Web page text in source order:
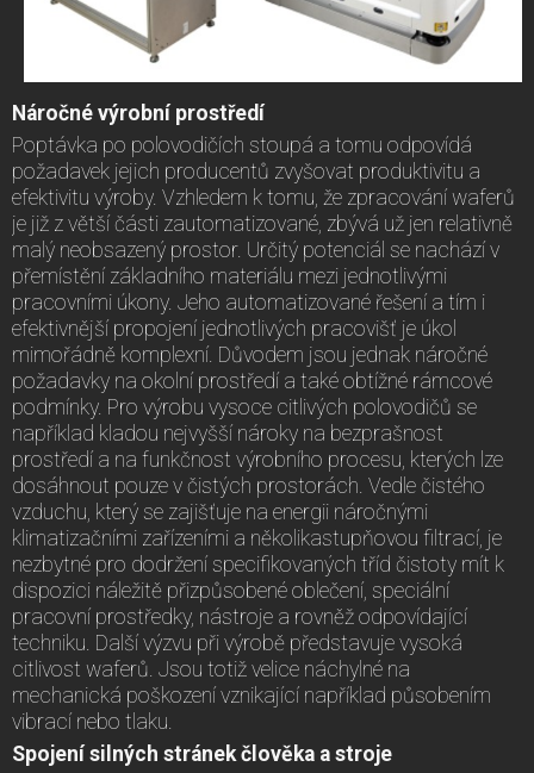
Náročné výrobní prostředí
Poptávka po polovodičích stoupá a tomu odpovídá
požadavek jejich producentů zvyšovat produktivitu a
efektivitu výroby. Vzhledem k tomu, že zpracování waferů
je již z větší části zautomatizované, zbývá už jen relativně
malý neobsazený prostor. Určitý potenciál se nachází v
přemístění základního materiálu mezi jednotlivými
pracovními úkony. Jeho automatizované řešení a tím i
efektivnější propojení jednotlivých pracovišť je úkol
mimořádně komplexní. Důvodem jsou jednak náročné
požadavky na okolní prostředí a také obtížné rámcové
podmínky. Pro výrobu vysoce citlivých polovodičů se
například kladou nejvyšší nároky na bezprašnost
prostředí a na funkčnost výrobního procesu, kterých lze
dosáhnout pouze v čistých prostorách. Vedle čistého
vzduchu, který se zajišťuje na energii náročnými
klimatizačními zařízeními a několikastupňovou filtrací, je
nezbytné pro dodržení specifikovaných tříd čistoty mít k
dispozici náležitě přizpůsobené oblečení, speciální
pracovní prostředky, nástroje a rovněž odpovídající
techniku. Další výzvu při výrobě představuje vysoká
citlivost waferů. Jsou totiž velice náchylné na
mechanická poškození vznikající například působením
vibrací nebo tlaku.
Spojení silných stránek člověka a stroje